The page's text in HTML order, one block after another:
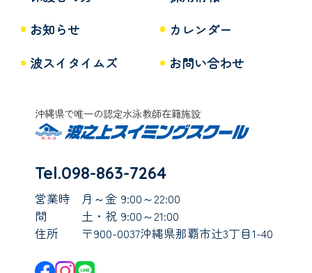
お知らせ
カレンダー
波スイタイムズ
お問い合わせ
沖縄県で唯一の認定水泳教師在籍施設
Tel.098-863-7264
営業時
間
月～金 9:00～22:00
土・祝 9:00～21:00
住所
〒900-0037沖縄県那覇市辻3丁目1-40